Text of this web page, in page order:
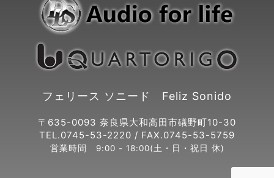
フェリース ソニード Feliz Sonido
〒635-0093 奈良県大和高田市礒野町10-30
TEL.0745-53-2220 / FAX.0745-53-5759
営業時間 9:00 - 18:00(土・日・祝日 休)